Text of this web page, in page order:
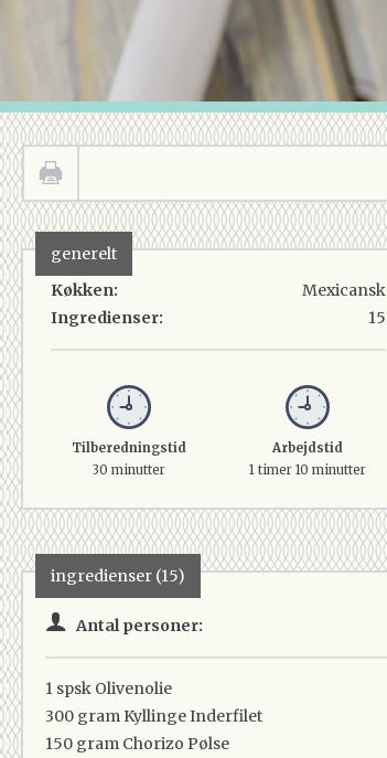
generelt
Køkken:
Ingredienser:
Mexicansk
15
Tilberedningstid
30 minutter
Arbejdstid
1 timer 10 minutter
ingredienser (15)
Antal personer:
1 spsk Olivenolie
300 gram Kyllinge Inderfilet
150 gram Chorizo Pølse